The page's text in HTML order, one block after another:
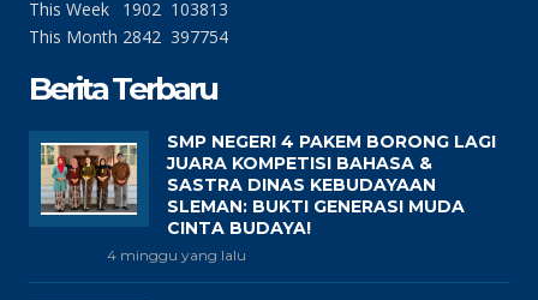
This Week
1902 103813
This Month 2842 397754
Berita Terbaru
SMP NEGERI 4 PAKEM BORONG LAGI
JUARA KOMPETISI BAHASA &
SASTRA DINAS KEBUDAYAAN
SLEMAN: BUKTI GENERASI MUDA
CINTA BUDAYA!
4 minggu yang lalu